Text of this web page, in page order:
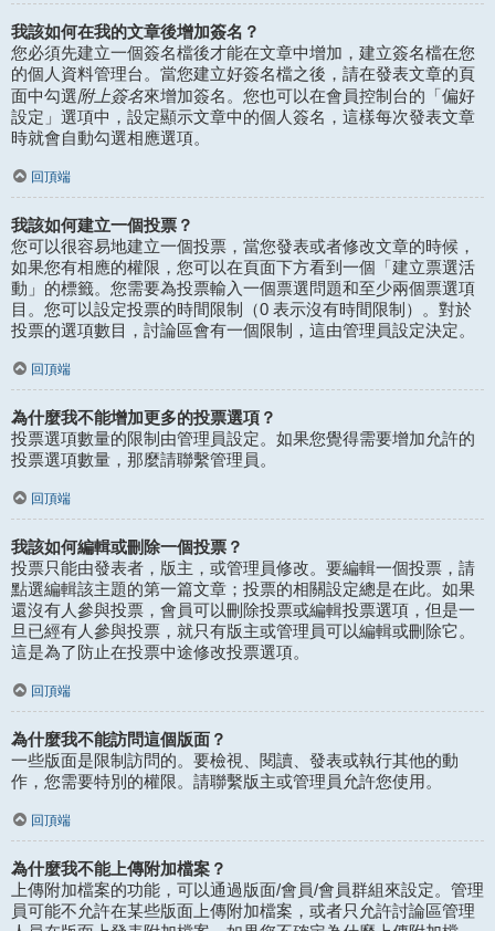
我該如何在我的文章後增加簽名？
您必須先建立一個簽名檔後才能在文章中增加，建立簽名檔在您
的個人資料管理台。當您建立好簽名檔之後，請在發表文章的頁
面中勾選附上簽名來增加簽名。您也可以在會員控制台的「偏好
設定」選項中，設定顯示文章中的個人簽名，這樣每次發表文章
時就會自動勾選相應選項。
回頂端
我該如何建立一個投票？
您可以很容易地建立一個投票，當您發表或者修改文章的時候，
如果您有相應的權限，您可以在頁面下方看到一個「建立票選活
動」的標籤。您需要為投票輸入一個票選問題和至少兩個票選項
目。您可以設定投票的時間限制（0 表示沒有時間限制）。對於
投票的選項數目，討論區會有一個限制，這由管理員設定決定。
回頂端
為什麼我不能增加更多的投票選項？
投票選項數量的限制由管理員設定。如果您覺得需要增加允許的
投票選項數量，那麼請聯繫管理員。
回頂端
我該如何編輯或刪除一個投票？
投票只能由發表者，版主，或管理員修改。要編輯一個投票，請
點選編輯該主題的第一篇文章；投票的相關設定總是在此。如果
還沒有人參與投票，會員可以刪除投票或編輯投票選項，但是一
旦已經有人參與投票，就只有版主或管理員可以編輯或刪除它。
這是為了防止在投票中途修改投票選項。
回頂端
為什麼我不能訪問這個版面？
一些版面是限制訪問的。要檢視、閱讀、發表或執行其他的動
作，您需要特別的權限。請聯繫版主或管理員允許您使用。
回頂端
為什麼我不能上傳附加檔案？
上傳附加檔案的功能，可以通過版面/會員/會員群組來設定。管理
員可能不允許在某些版面上傳附加檔案，或者只允許討論區管理